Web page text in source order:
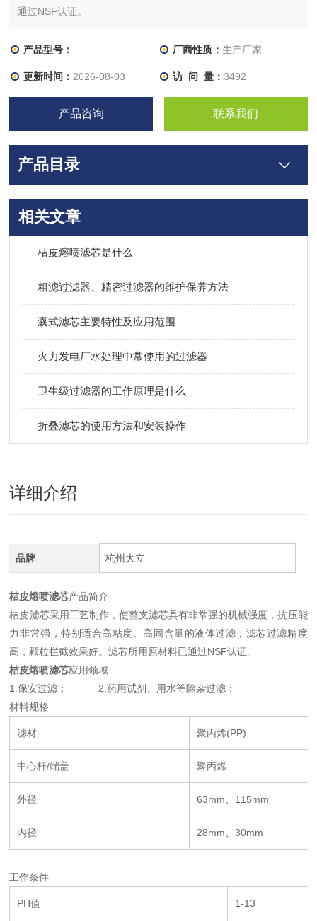
通过NSF认证。
产品型号： 厂商性质： 生产厂家
更新时间： 2026-08-03 访 问 量： 3492
产品咨询 联系我们
产品目录
相关文章
桔皮熔喷滤芯是什么
粗滤过滤器、精密过滤器的维护保养方法
囊式滤芯主要特性及应用范围
火力发电厂水处理中常使用的过滤器
卫生级过滤器的工作原理是什么
折叠滤芯的使用方法和安装操作
详细介绍
品牌 杭州大立
桔皮熔喷滤芯产品简介
桔皮滤芯采用工艺制作，使整支滤芯具有非常强的机械强度，抗压能
力非常强，特别适合高粘度、高固含量的液体过滤；滤芯过滤精度
高，颗粒拦截效果好。滤芯所用原材料已通过NSF认证。
桔皮熔喷滤芯应用领域
1.保安过滤； 2.药用试剂、用水等除杂过滤；
材料规格
滤材 聚丙烯(PP)
中心杆/端盖 聚丙烯
外径 63mm、115mm
内径 28mm、30mm
工作条件
PH值 1-13